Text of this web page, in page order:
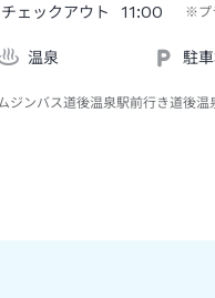
ェックアウト 11:00 ※プ
温泉 駐
ジンバス道後温泉駅前行き道後